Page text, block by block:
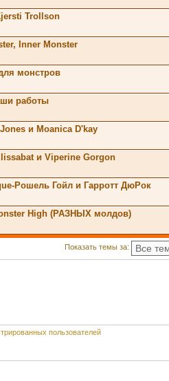
Trollson
Inner Monster
монстров
работы
и Moanica D'kay
и Viperine Gorgon
Рошель Гойл и Гарротт ДюРок
High (РАЗНЫХ молдов)
Показать темы за:
пользователей